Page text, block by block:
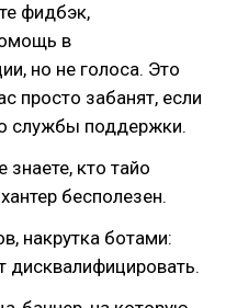
фидбэк,
в
но не голоса. Это
просто забанят, если
службы поддержки.
знаете, кто тайо
бесполезен.
накрутка ботами:
дисквалифицировать.